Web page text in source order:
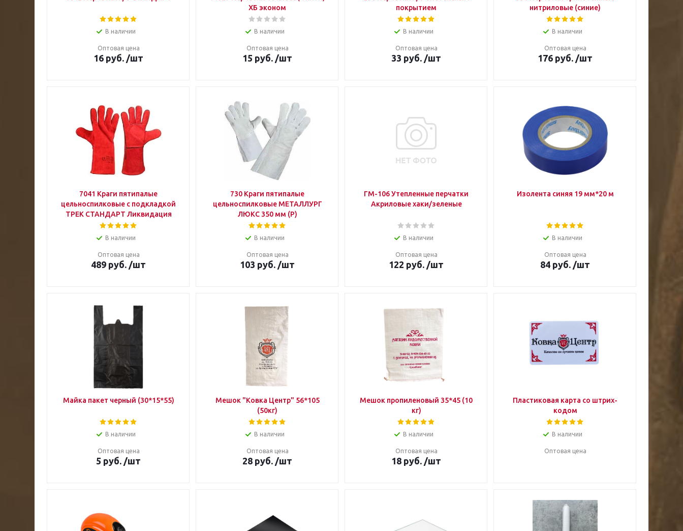
В наличии
Оптовая цена
16 руб. /шт
ХБ эконом
В наличии
Оптовая цена
15 руб. /шт
покрытием
В наличии
Оптовая цена
33 руб. /шт
нитриловые (синие)
В наличии
Оптовая цена
176 руб. /шт
7041 Краги пятипалые
цельноспилковые с подкладкой
ТРЕК СТАНДАРТ Ликвидация
В наличии
Оптовая цена
489 руб. /шт
730 Краги пятипалые
цельноспилковые МЕТАЛЛУРГ
ЛЮКС 350 мм (Р)
В наличии
Оптовая цена
103 руб. /шт
ГМ-106 Утепленные перчатки
Акриловые хаки/зеленые
В наличии
Оптовая цена
122 руб. /шт
Изолента синяя 19 мм*20 м
В наличии
Оптовая цена
84 руб. /шт
Майка пакет черный (30*15*55)
В наличии
Оптовая цена
5 руб. /шт
Мешок "Ковка Центр" 56*105
(50кг)
В наличии
Оптовая цена
28 руб. /шт
Мешок пропиленовый 35*45 (10
кг)
В наличии
Оптовая цена
18 руб. /шт
Пластиковая карта со штрих-
кодом
В наличии
Оптовая цена